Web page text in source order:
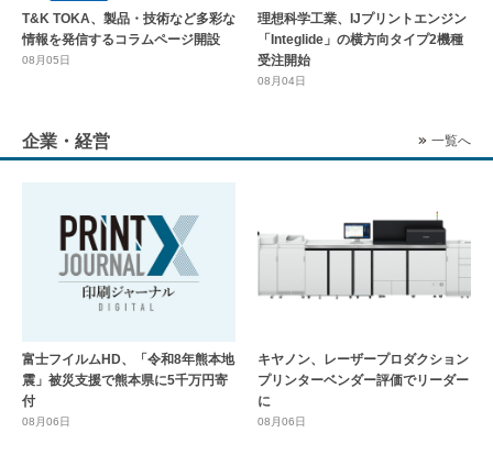
T&K TOKA、製品・技術など多彩な
情報を発信するコラムページ開設
08月05日
理想科学工業、IJプリントエンジン
「Integlide」の横方向タイプ2機種
受注開始
08月04日
企業・経営 一覧へ
富士フイルムHD、「令和8年熊本地
震」被災支援で熊本県に5千万円寄
付
08月06日
キヤノン、レーザープロダクション
プリンターベンダー評価でリーダー
に
08月06日